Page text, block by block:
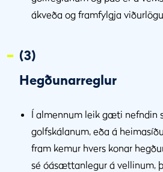
ákveða og framfylgja
(3)
Hegðunarreglur
Í almennum leik gæti nefndin
golfskálanum, eða á
fram kemur hvers konar
sé óásættanlegur á vellinum,